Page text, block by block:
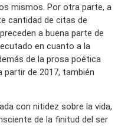
mismos. Por otra parte, a
cantidad de citas de
a buena parte de
en cuanto a la
de la prosa poética
de 2017, también
con nitidez sobre la vida,
de la finitud del ser